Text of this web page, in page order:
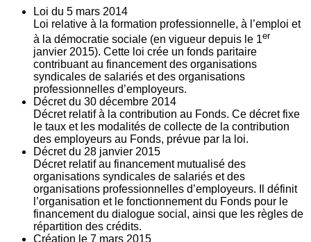
Loi du 5 mars 2014
Loi relative à la formation professionnelle, à l’emploi et
à la démocratie sociale (en vigueur depuis le 1er
janvier 2015). Cette loi crée un fonds paritaire
contribuant au financement des organisations
syndicales de salariés et des organisations
professionnelles d’employeurs.
Décret du 30 décembre 2014
Décret relatif à la contribution au Fonds. Ce décret fixe
le taux et les modalités de collecte de la contribution
des employeurs au Fonds, prévue par la loi.
Décret du 28 janvier 2015
Décret relatif au financement mutualisé des
organisations syndicales de salariés et des
organisations professionnelles d’employeurs. Il définit
l’organisation et le fonctionnement du Fonds pour le
financement du dialogue social, ainsi que les règles de
répartition des crédits.
Création le 7 mars 2015